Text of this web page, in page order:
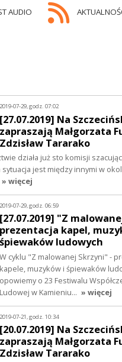
AUDIO
2019-07-29, godz. 07:02
[27.07.2019] Na
zapraszają Małgorzata
Zdzisław Tararako
działa już sto komisji
jest między innymi w
» więcej
2019-07-29, godz. 06:59
[27.07.2019] "Z
prezentacja kapel,
śpiewaków ludowych
W cyklu "Z malowanej Skrzyni" -
kapele, muzyków i śpiewaków
opowiemy o 23 Festiwalu
Ludowej w Kamieniu… » więcej
2019-07-21, godz. 10:34
[20.07.2019] Na
zapraszają Małgorzata
Zdzisław Tararako